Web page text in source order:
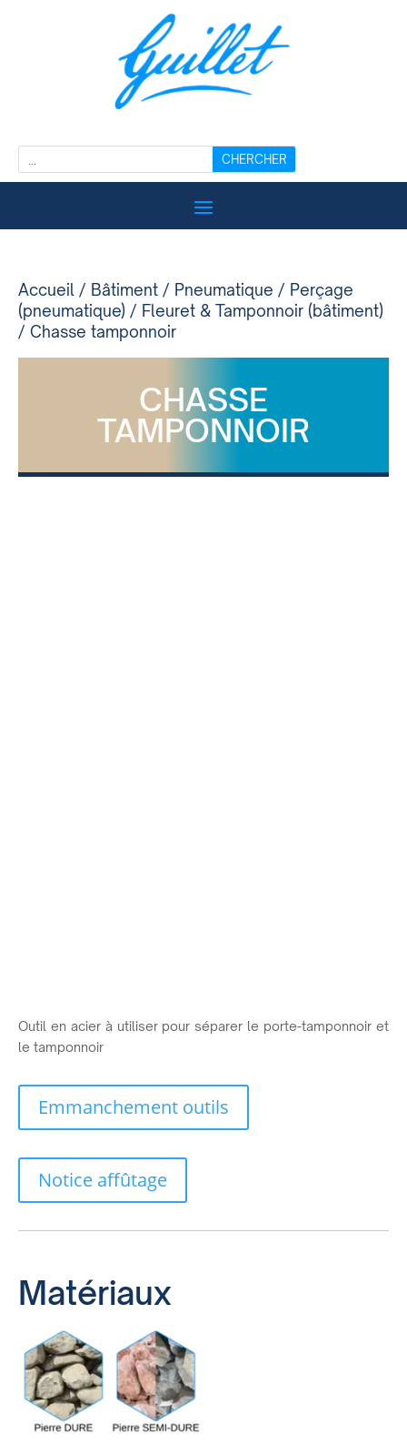
Accueil / Bâtiment / Pneumatique / Perçage
(pneumatique) / Fleuret & Tamponnoir (bâtiment)
/ Chasse tamponnoir
CHASSE
TAMPONNOIR
Outil en acier à utiliser pour séparer le porte-tamponnoir et
le tamponnoir
Emmanchement outils
Notice affûtage
Matériaux